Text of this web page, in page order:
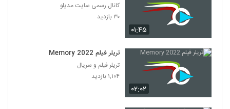
۰۱:۴۵
کانال رسمی سایت مدیلو
۳۰ بازدید
۰۲:۰۲
تریلر فیلم Memory 2022
تریلر فیلم و سریال
۱,۱۰۴ بازدید